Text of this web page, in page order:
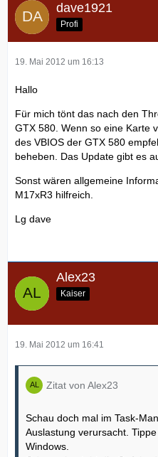
dave1921
Profi
19. Mai 2012 um 16:13
Hallo
Für mich tönt das nach den
GTX 580. Wenn so eine Karte
des VBIOS der GTX 580
beheben. Das Update gibt es
Sonst wären allgemeine
M17xR3 hilfreich.
Lg dave
Alex23
Kaiser
19. Mai 2012 um 16:41
Zitat von Alex23
Schau doch mal im Task-
Auslastung verursacht.
Windows.